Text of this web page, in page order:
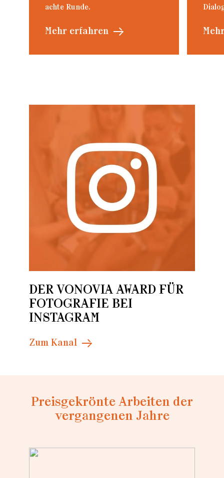
achte Runde.
Mehr erfahren
Loading...
DER VONOVIA AWARD FÜR
FOTOGRAFIE BEI
INSTAGRAM
Zum Kanal
Preisgekrönte Arbeiten der
vergangenen Jahre